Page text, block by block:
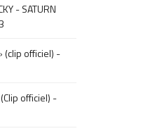
- SATURN
(clip officiel) -
(Clip officiel) -